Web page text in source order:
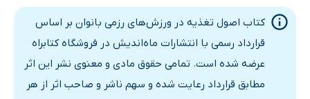
میزان مصرف مناسب برای ورزشکاران رزمی
جمع‌بندی فصل سوم
فصل چهارم: پروتئین و عضله‌سازی
مقدمه فصل چهارم
کتاب اصول تغذیه در ورزش‌های رزمی بانوان بر اساس
قرارداد رسمی با انتشارات ماه‌اندیش در فروشگاه کتابراه
عرضه شده است. تمامی حقوق مادی و معنوی نشر این اثر
مطابق قرارداد رعایت شده و سهم ناشر و صاحب اثر از هر